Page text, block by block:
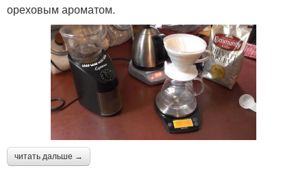
ореховым ароматом.
читать дальше →